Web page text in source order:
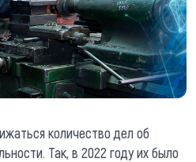
количество дел об
Так, в 2022 году их было